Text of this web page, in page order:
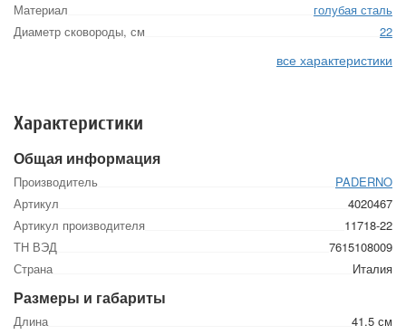
Материал
голубая сталь
Диаметр сковороды, см
22
все характеристики
Характеристики
Общая информация
Производитель
PADERNO
Артикул
4020467
Артикул производителя
11718-22
ТН ВЭД
7615108009
Страна
Италия
Размеры и габариты
Длина
41.5 см